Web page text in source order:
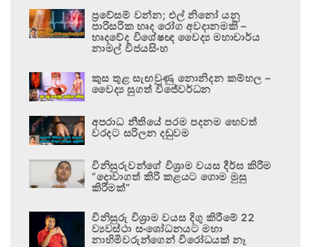
ප්‍රවේසම් වන්න; එල් නිනෝ යනු
පාරිසරික හෘද රෝග අවදානමකි –
හෘදවේද විශේෂඥ වෛද්‍ය මහාචාර්ය
නාමල් විජයසිංහ
කුස තුළ සැඟවුණු නොනිදන කම්හල –
වෛද්‍ය සුගත් විජේවර්ධන
අපරාධ නීතියේ පරම පදනම හෙවත්
වරදට සරිලන දඬුවම
විනිසුරුවන්ගේ විශ්‍රාම වයස දීර්ඝ කිරීම
“දොවාගත් කිරි කළයට ගොම මුසු
කිරීමක්”
විනිසුරු විශ්‍රාම වයස දිගු කිරීමේ 22
ව්‍යවස්ථා සංශෝධනයට මහා
නාහිමිවරුන්ගෙන් විරෝධයක් නෑ